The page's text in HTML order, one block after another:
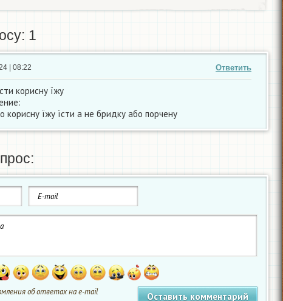
1
Ответить
| 08:22
корисну їжу
корисну їжу їсти а не бридку або порчену
об ответах на e-mail